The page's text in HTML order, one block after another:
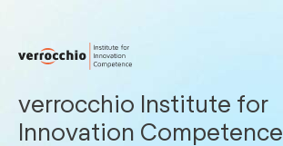
verrocchio Institute for
Innovation Competence